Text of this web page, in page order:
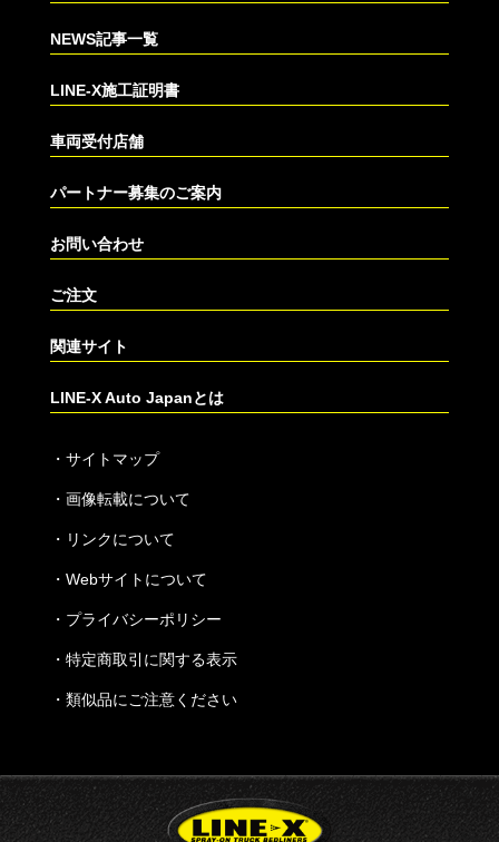
NEWS記事一覧
LINE-X施工証明書
車両受付店舗
パートナー募集のご案内
お問い合わせ
ご注文
関連サイト
LINE-X Auto Japanとは
・ サイトマップ
・ 画像転載について
・ リンクについて
・ Webサイトについて
・ プライバシーポリシー
・ 特定商取引に関する表示
・ 類似品にご注意ください